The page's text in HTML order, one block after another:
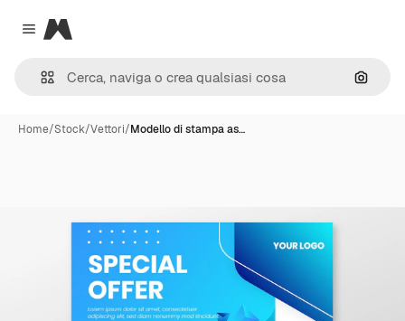
Close menu
Magnific
Cerca
Home/Stock/Vettori/Modello di stampa as…